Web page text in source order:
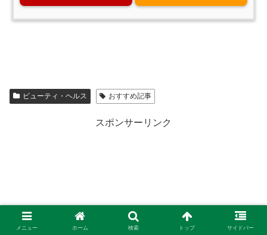
ビューティ・ヘルス おすすめ記事
スポンサーリンク
メニュー ホーム 検索 トップ サイドバー